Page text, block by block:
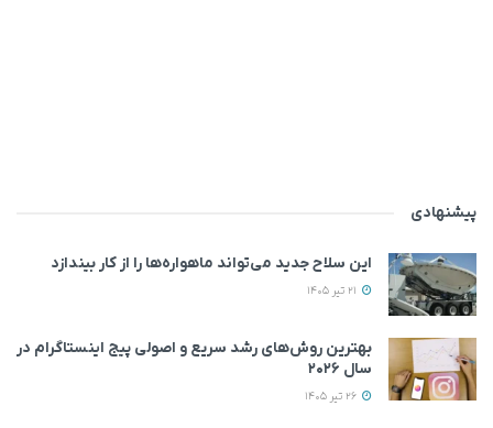
پیشنهادی
این سلاح جدید می‌تواند ماهواره‌ها را از کار بیندازد
بهترین روش‌های رشد سریع و اصولی پیج اینستاگرام در
سال ۲۰۲۶